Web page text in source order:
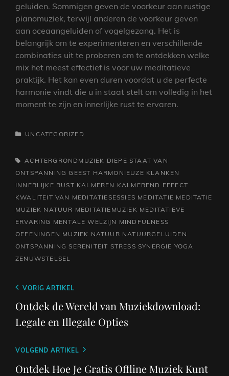
geluiden. Sommigen geven de voorkeur aan rustige
pianomuziek, terwijl anderen de voorkeur geven
aan oceaangeluiden of vogelgezang. Het is
belangrijk om te experimenteren en verschillende
combinaties uit te proberen om te ontdekken welke
mix het meest effectief is voor uw meditatieve
praktijk. Het kan even duren voordat u de perfecte
harmonie vindt die u in staat stelt om volledig in het
moment te zijn en innerlijke rust te ervaren.
CATEGORIEËN
UNCATEGORIZED
TAGS,ACHTERGRONDMUZIEK DIEPE STAAT VAN
ONTSPANNING GEEST HARMONIEUZE KLANKEN
INNERLIJKE RUST KALMEREN KALMEREND EFFECT
KWALITEIT VAN MEDITATIESESSIES MEDITATIE MEDITATIE
MUZIEK NATUUR MEDITATIEMUZIEK MEDITATIEVE
ERVARING MENTALE WELZIJN MINDFULNESS
OEFENINGEN MUZIEK NATUUR NATUURGELUIDEN
ONTSPANNING SERENITEIT STRESS SYNERGIE YOGA
ZENUWSTELSEL
Berichtnavigatie
Vorig
bericht
VORIG ARTIKEL
Ontdek de Wereld van Muziekdownload:
Legale en Illegale Opties
Volgend
bericht
VOLGEND ARTIKEL
Ontdek Hoe Je Gratis Offline Muziek Kunt